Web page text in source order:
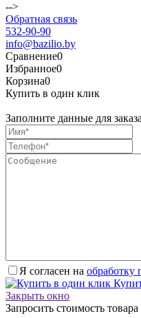
-->
Обратная связь
532-90-90
info@bazilio.by
Сравнение0
Избранное0
Корзина0
Купить в один клик
Заполните данные для заказа
Я согласен на обработку
Закрыть окно
Запросить стоимость товара